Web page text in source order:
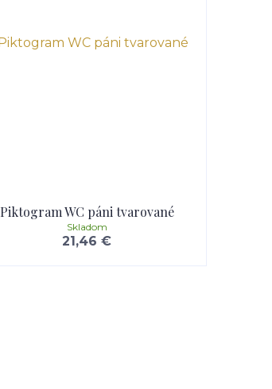
Piktogram WC páni tvarované
21,46 €
Skladom